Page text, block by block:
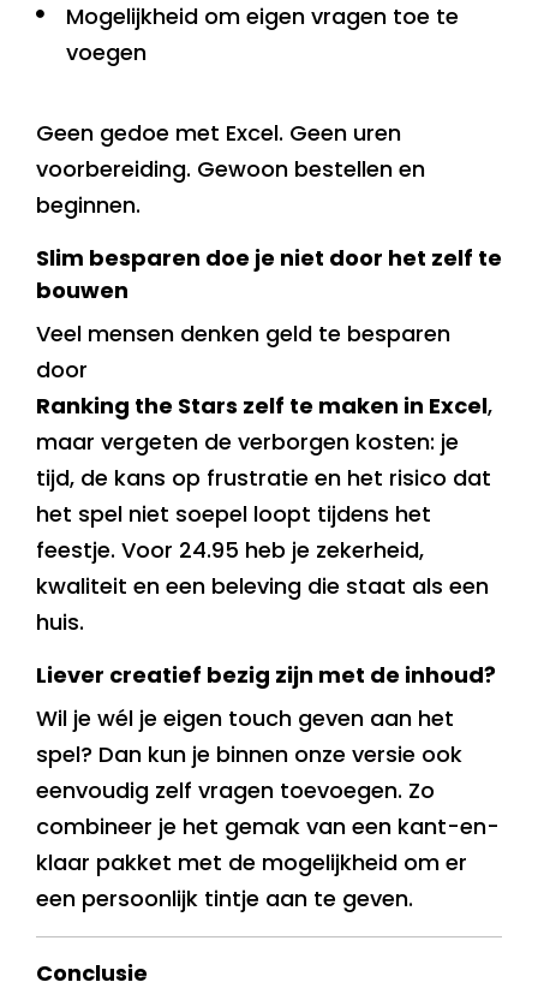
Mogelijkheid om eigen vragen toe te
voegen
Geen gedoe met Excel. Geen uren
voorbereiding. Gewoon bestellen en
beginnen.
Slim besparen doe je niet door het zelf te
bouwen
Veel mensen denken geld te besparen
door
Ranking the Stars zelf te maken in Excel,
maar vergeten de verborgen kosten: je
tijd, de kans op frustratie en het risico dat
het spel niet soepel loopt tijdens het
feestje. Voor 24.95 heb je zekerheid,
kwaliteit en een beleving die staat als een
huis.
Liever creatief bezig zijn met de inhoud?
Wil je wél je eigen touch geven aan het
spel? Dan kun je binnen onze versie ook
eenvoudig zelf vragen toevoegen. Zo
combineer je het gemak van een kant-en-
klaar pakket met de mogelijkheid om er
een persoonlijk tintje aan te geven.
Conclusie